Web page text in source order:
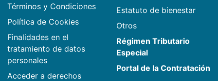
Términos y Condiciones
Política de Cookies
Finalidades en el
tratamiento de datos
personales
Acceder a derechos
Estatuto de bienestar
Otros
Régimen Tributario
Especial
Portal de la Contratación